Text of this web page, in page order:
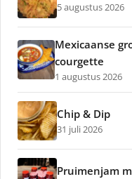
5 augustus 2026
Mexicaanse
courgette
1 augustus 2026
Chip & Dip
31 juli 2026
Pruimenjam